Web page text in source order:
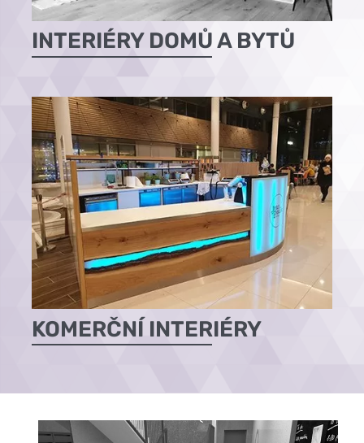
INTERIÉRY DOMŮ A BYTŮ
KOMERČNÍ INTERIÉRY